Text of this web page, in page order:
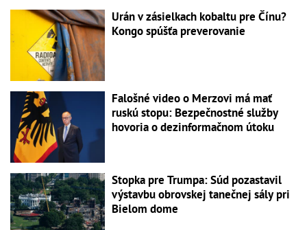
Urán v zásielkach kobaltu pre Čínu?
Kongo spúšťa preverovanie
Falošné video o Merzovi má mať
ruskú stopu: Bezpečnostné služby
hovoria o dezinformačnom útoku
Stopka pre Trumpa: Súd pozastavil
výstavbu obrovskej tanečnej sály pri
Bielom dome